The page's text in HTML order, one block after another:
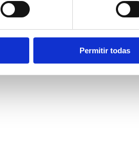
Permitir todas